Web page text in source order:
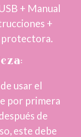
+ Manual
+
protectora.
usar el
por primera
de
este debe